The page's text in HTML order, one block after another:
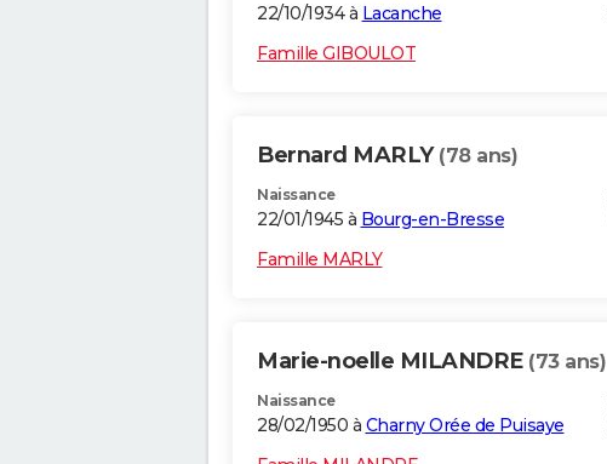
22/10/1934 à Lacanche
Famille GIBOULOT
Bernard MARLY (78 ans)
Naissance
22/01/1945 à Bourg-en-Bresse
Famille MARLY
Marie-noelle MILANDRE (73 ans)
Naissance
28/02/1950 à Charny Orée de Puisaye